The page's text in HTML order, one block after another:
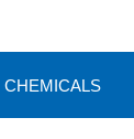
CHEMICALS